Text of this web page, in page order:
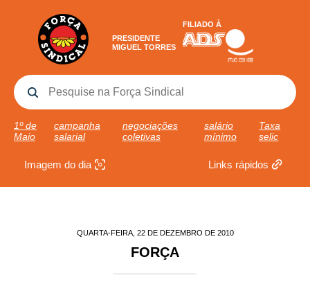
PRESIDENTE
MIGUEL TORRES
FILIADO À
1º de
Maio
campanha
salarial
negociações
coletivas
salário
mínimo
Taxa
selic
Imagem do dia Links rápidos
QUARTA-FEIRA, 22 DE DEZEMBRO DE 2010
FORÇA